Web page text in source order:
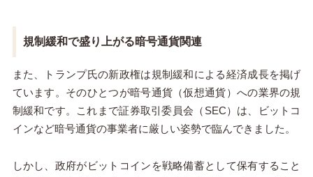
規制緩和で盛り上がる暗号通貨関連
また、トランプ氏の新政権は規制緩和による経済成長を掲げ
ています。そのひとつが暗号通貨（仮想通貨）への業界の規
制緩和です。これまで証券取引委員会（SEC）は、ビットコ
インなど暗号通貨の事業者に厳しい姿勢で臨んできました。
しかし、政府がビットコインを戦略備蓄として保有すること